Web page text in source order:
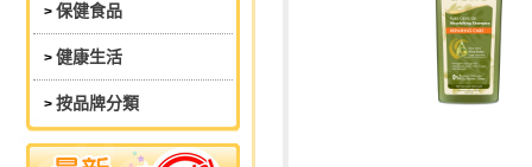
> 保健食品
> 健康生活
> 按品牌分類